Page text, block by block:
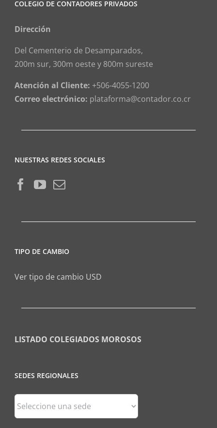
COLEGIO DE CONTADORES PRIVADOS
Dirección
Del Cementerio de Desamparados,
200m sur, 300m oeste y 800m sureste
Atención al Cliente: +506-4055-1200
Correo electrónico: plataforma@contador.co.cr
NUESTRAS REDES SOCIALES
TIPO DE CAMBIO
Ver tipo de cambio USD
LISTADO COLEGIADOS MOROSOS
SEDES REGIONALES
Sedes
Regionales